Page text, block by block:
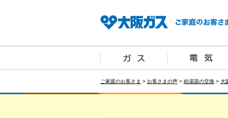
ご家庭のお客さま > お客さまの声 > 給湯器の交換 > 大